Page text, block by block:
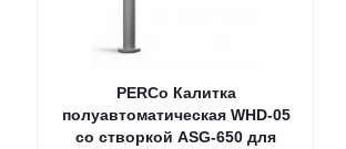
PERCo Калитка
полуавтоматическая WHD-05
со створкой ASG-650 для